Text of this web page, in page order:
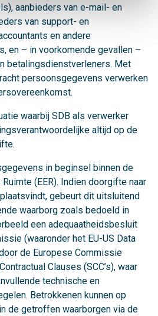
aanbieders van e-mail- en
van support- en
en andere
en – in voorkomende gevallen –
betalingsdienstverleners. Met
persoonsgegevens verwerken
waarbij SDB als verwerker
altijd op de
in beginsel binnen de
(EER). Indien doorgifte naar
gebeurt dit uitsluitend
waarborg zoals bedoeld in
een adequaatheidsbesluit
(waaronder het EU-US Data
de Europese Commissie
Clauses (SCC’s), waar
technische en
Betrokkenen kunnen op
de getroffen waarborgen via de